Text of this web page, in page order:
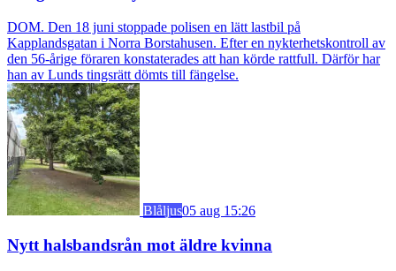
DOM. Den 18 juni stoppade polisen en lätt lastbil på
Kapplandsgatan i Norra Borstahusen. Efter en nykterhetskontroll av
den 56-årige föraren konstaterades att han körde rattfull. Därför har
han av Lunds tingsrätt dömts till fängelse.
Blåljus05 aug 15:26
Nytt halsbandsrån mot äldre kvinna